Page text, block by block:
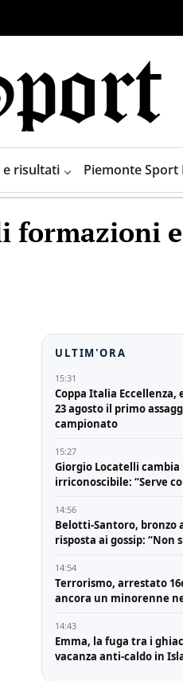
e risultati Piemonte Sport
formazioni
ULTIM'ORA
15:31
Coppa Italia Eccellenza,
23 agosto il primo
campionato
15:27
Giorgio Locatelli
irriconoscibile: “Serve
14:56
Belotti-Santoro, bronzo
risposta ai gossip: “Non
14:54
Terrorismo, arrestato
ancora un minorenne
14:43
Emma, la fuga tra i
vacanza anti-caldo in